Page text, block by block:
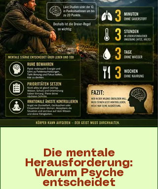
Die mentale
Herausforderung:
Warum Psyche
entscheidet